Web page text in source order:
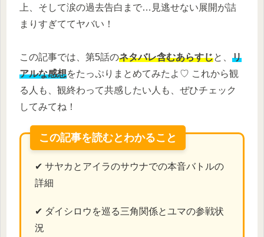
上、そして涙の過去告白まで…見逃せない展開が詰
まりすぎててヤバい！
この記事では、第5話のネタバレ含むあらすじと、 リ
アルな感想をたっぷりまとめてみたよ♡ これから観
る人も、観終わって共感したい人も、ぜひチェック
してみてね！
この記事を読むとわかること
✔ サヤカとアイラのサウナでの本音バトルの
詳細
✔ ダイシロウを巡る三角関係とユマの参戦状
況